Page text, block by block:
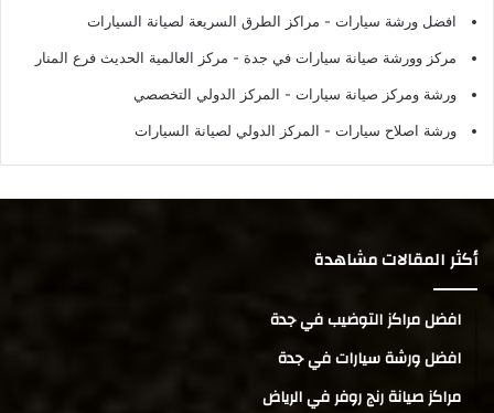
افضل ورشة سيارات - مراكز الطرق السريعة لصيانة السيارات
مركز وورشة صيانة سيارات في جدة - مركز العالمية الحديث فرع المنار
ورشة ومركز صيانة سيارات - المركز الدولي التخصصي
ورشة اصلاح سيارات - المركز الدولي لصيانة السيارات
أكثر المقالات مشاهدة
افضل مراكز التوضيب في جدة
افضل ورشة سيارات في جدة
مراكز صيانة رنج روفر في الرياض